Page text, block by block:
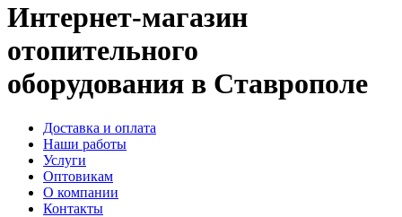
Интернет-магазин
отопительного
оборудования в Ставрополе
Доставка и оплата
Наши работы
Услуги
Оптовикам
О компании
Контакты